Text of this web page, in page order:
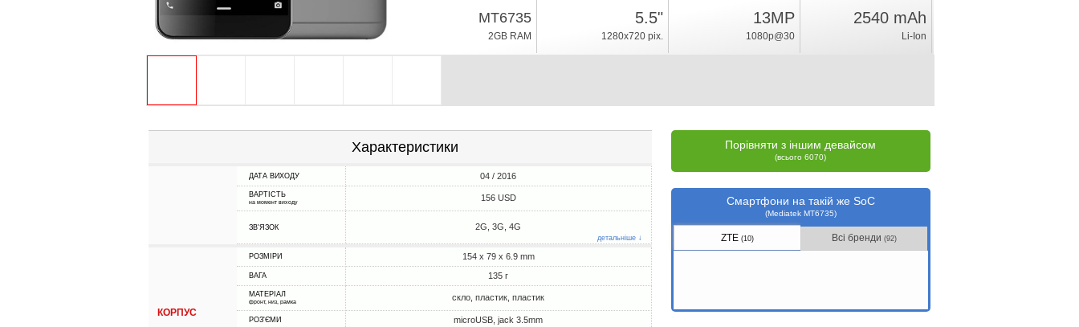
MT6735
2GB RAM
5.5"
1280x720 pix.
13MP
1080p@30
2540 mAh
Li-Ion
Характеристики
ДАТА ВИХОДУ 04 / 2016
ВАРТІСТЬ
на момент виходу 156 USD
ЗВ'ЯЗОК 2G, 3G, 4G
детальніше ↓
КОРПУС
РОЗМІРИ 154 x 79 x 6.9 mm
ВАГА 135 г
МАТЕРІАЛ
фронт, низ, рамка скло, пластик, пластик
РОЗ'ЄМИ microUSB, jack 3.5mm
Порівняти з іншим девайсом
(всього 6070)
Смартфони на такій же SoC
(Mediatek MT6735)
ZTE (10) Всі бренди (92)